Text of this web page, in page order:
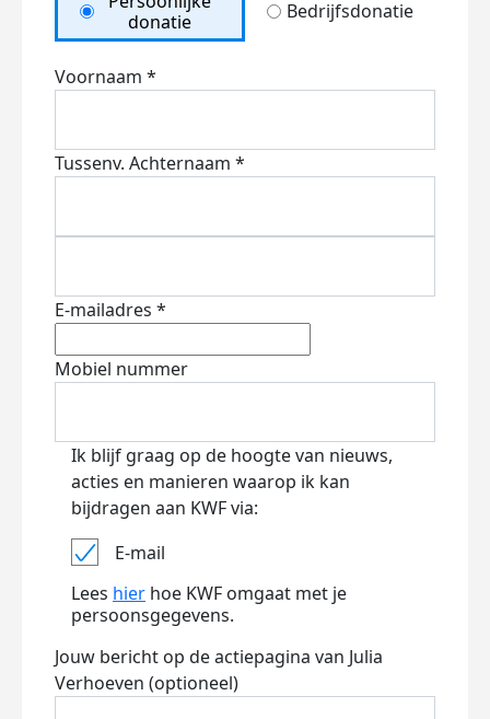
donatie
Bedrijfsdonatie
Voornaam *
Tussenv. Achternaam *
E-mailadres *
Mobiel nummer
Ik blijf graag op de hoogte van nieuws,
acties en manieren waarop ik kan
bijdragen aan KWF via:
E-mail
Lees hier hoe KWF omgaat met je
persoonsgegevens.
Jouw bericht op de actiepagina van Julia
Verhoeven (optioneel)